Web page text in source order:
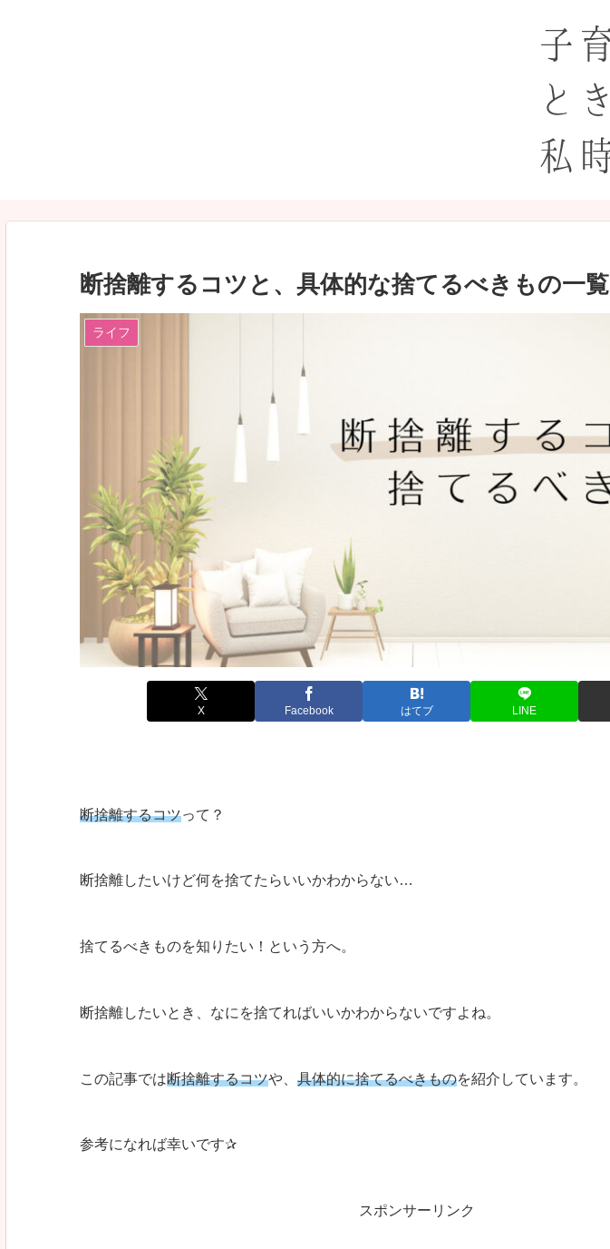
断捨離するコツと、具体的な捨てるべきもの一覧
ライフ
X Facebook はてブ LINE
断捨離するコツって？
断捨離したいけど何を捨てたらいいかわからない…
捨てるべきものを知りたい！という方へ。
断捨離したいとき、なにを捨てればいいかわからないですよね。
この記事では断捨離するコツや、 具体的に捨てるべきものを紹介しています。
参考になれば幸いです✰
スポンサーリンク